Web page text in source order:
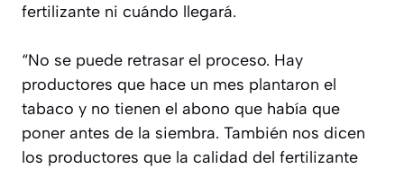
fertilizante ni cuándo llegará.
“No se puede retrasar el proceso. Hay
productores que hace un mes plantaron el
tabaco y no tienen el abono que había que
poner antes de la siembra. También nos dicen
los productores que la calidad del fertilizante